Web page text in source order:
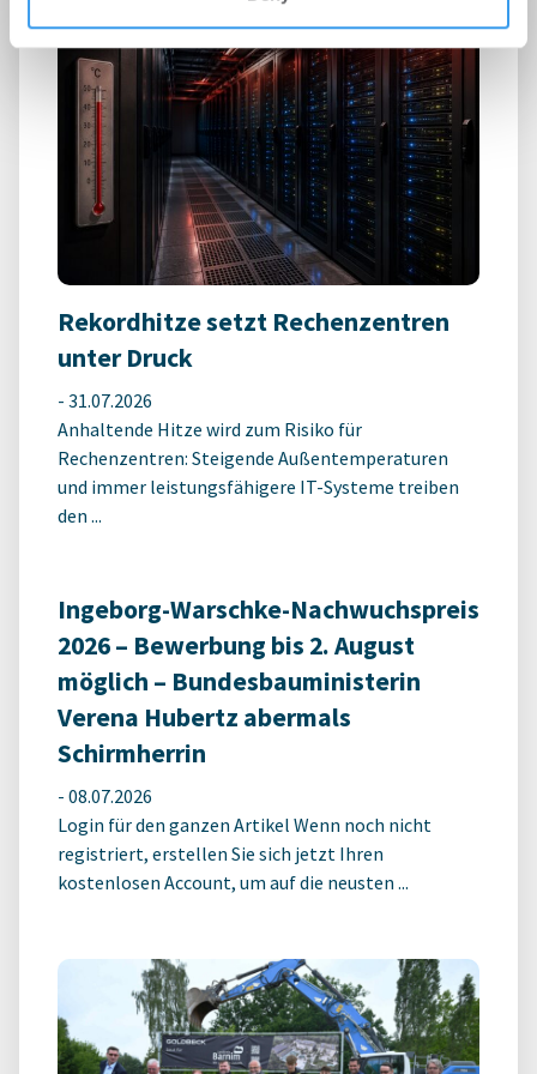
Rekordhitze setzt Rechenzentren
unter Druck
- 31.07.2026
Anhaltende Hitze wird zum Risiko für
Rechenzentren: Steigende Außentemperaturen
und immer leistungsfähigere IT-Systeme treiben
den ...
Ingeborg-Warschke-Nachwuchspreis
2026 – Bewerbung bis 2. August
möglich – Bundesbauministerin
Verena Hubertz abermals
Schirmherrin
- 08.07.2026
Login für den ganzen Artikel Wenn noch nicht
registriert, erstellen Sie sich jetzt Ihren
kostenlosen Account, um auf die neusten ...